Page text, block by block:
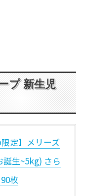
プ 新生児
定】メリーズ
誕生~5kg) さら
枚